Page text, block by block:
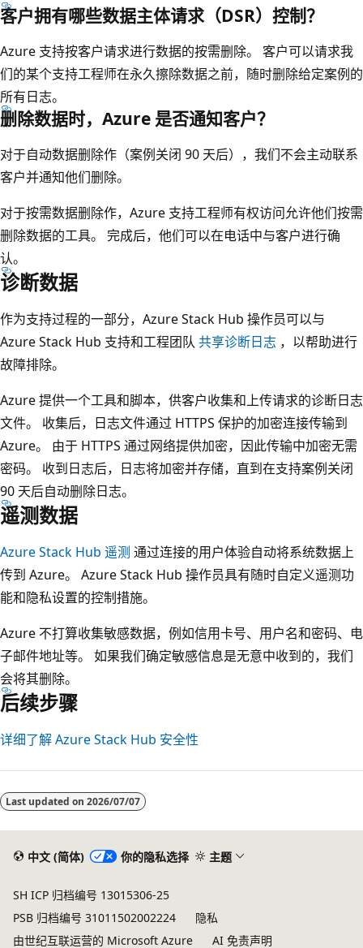
客户拥有哪些数据主体请求（DSR）控制？
Azure 支持按客户请求进行数据的按需删除。 客户可以请求我
们的某个支持工程师在永久擦除数据之前，随时删除给定案例的
所有日志。
删除数据时，Azure 是否通知客户？
对于自动数据删除作（案例关闭 90 天后），我们不会主动联系
客户并通知他们删除。
对于按需数据删除作，Azure 支持工程师有权访问允许他们按需
删除数据的工具。 完成后，他们可以在电话中与客户进行确
认。
诊断数据
作为支持过程的一部分，Azure Stack Hub 操作员可以与
Azure Stack Hub 支持和工程团队 共享诊断日志 ，以帮助进行
故障排除。
Azure 提供一个工具和脚本，供客户收集和上传请求的诊断日志
文件。 收集后，日志文件通过 HTTPS 保护的加密连接传输到
Azure。 由于 HTTPS 通过网络提供加密，因此传输中加密无需
密码。 收到日志后，日志将加密并存储，直到在支持案例关闭
90 天后自动删除日志。
遥测数据
Azure Stack Hub 遥测 通过连接的用户体验自动将系统数据上
传到 Azure。 Azure Stack Hub 操作员具有随时自定义遥测功
能和隐私设置的控制措施。
Azure 不打算收集敏感数据，例如信用卡号、用户名和密码、电
子邮件地址等。 如果我们确定敏感信息是无意中收到的，我们
会将其删除。
后续步骤
详细了解 Azure Stack Hub 安全性
模
式
Last updated on 2026/07/07
中文 (简体) 你的隐私选择 主题
SH ICP 归档编号 13015306-25
PSB 归档编号 31011502002224
隐私
由世纪互联运营的 Microsoft Azure
AI 免责声明